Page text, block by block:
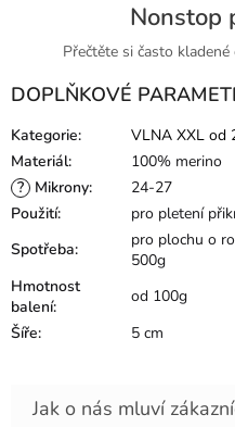
Nonstop
Přečtěte si často
DOPLŇKOVÉ
Kategorie:
VLNA XXL od
Materiál:
100% merino
? Mikrony:
24-27
Použití:
pro pletení
Spotřeba:
pro plochu o
500g
Hmotnost
balení:
od 100g
Šíře: 5 cm